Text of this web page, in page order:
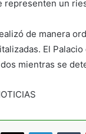
representen un
de manera
El
mientras se
X LinkedIn